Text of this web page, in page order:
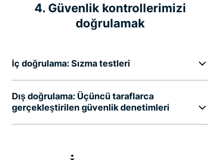
4. Güvenlik kontrollerimizi
doğrulamak
İç doğrulama: Sızma testleri
Dış doğrulama: Üçüncü taraflarca
gerçekleştirilen güvenlik denetimleri